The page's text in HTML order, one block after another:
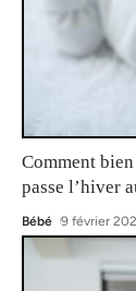
Comment
passe l’hiver
Bébé 9 février